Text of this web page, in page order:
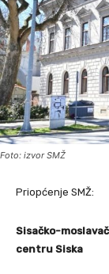
Foto: izvor SMŽ
Priopćenje SMŽ:
Sisačko-
centru Siska